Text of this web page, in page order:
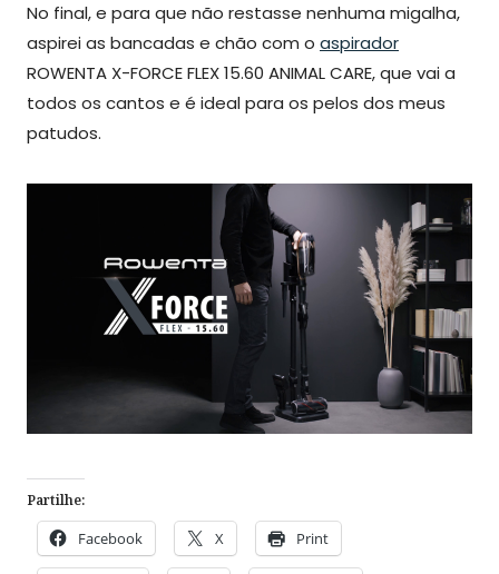
No final, e para que não restasse nenhuma migalha,
aspirei as bancadas e chão com o aspirador
ROWENTA X-FORCE FLEX 15.60 ANIMAL CARE, que vai a
todos os cantos e é ideal para os pelos dos meus
patudos.
Partilhe:
Facebook X Print